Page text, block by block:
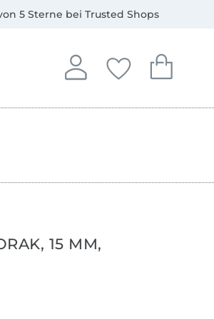
5 Sterne bei Trusted Shops
Anmelden
In deinem Konto
Deine
Du hast keine
Dein
Du hast
15 MM,